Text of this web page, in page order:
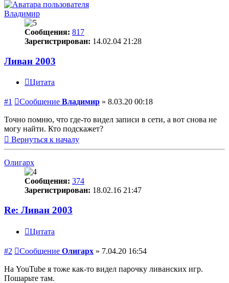
Владимир
Сообщения: 817
Зарегистрирован: 14.02.04 21:28
Ливан 2003
Цитата
#1 Сообщение Владимир » 8.03.20 00:18
Точно помню, что где-то видел записи в сети, а вот снова не
могу найти. Кто подскажет?
Вернуться к началу
Олигарх
Сообщения: 374
Зарегистрирован: 18.02.16 21:47
Re: Ливан 2003
Цитата
#2 Сообщение Олигарх » 7.04.20 16:54
На YouTube я тоже как-то видел парочку ливанских игр.
Пошарьте там.